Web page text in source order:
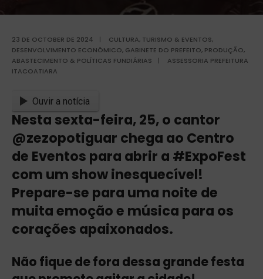
23 DE OCTOBER DE 2024 | CULTURA, TURISMO & EVENTOS,
DESENVOLVIMENTO ECONÔMICO, GABINETE DO PREFEITO, PRODUÇÃO,
ABASTECIMENTO & POLÍTICAS FUNDIÁRIAS
|
ASSESSORIA PREFEITURA
ITACOATIARA
Ouvir a notícia
Nesta sexta-feira, 25, o cantor
@zezopotiguar chega ao Centro
de Eventos para abrir a #ExpoFest
com um show inesquecível!
Prepare-se para uma noite de
muita emoção e música para os
corações apaixonados.
Não fique de fora dessa grande festa